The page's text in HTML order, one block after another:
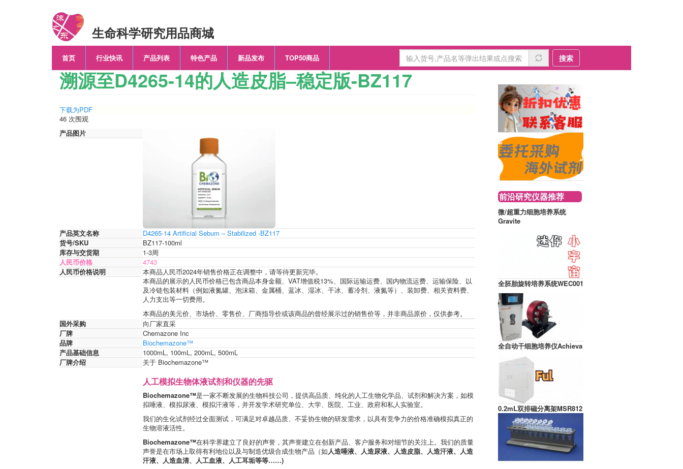
生命科学研究用品商城
首页 行业快讯 产品列表 特色产品 新品发布 TOP50商品 搜索
溯源至D4265-14的人造皮脂–稳定版-BZ117
下载为PDF
46 次围观
产品图片
产品英文名称
D4265-14 Artificial Sebum – Stabilized -BZ117
货号/SKU
BZ117-100ml
库存与交货期
1-3周
人民币价格
4743
人民币价格说明
本商品人民币2024年销售价格正在调整中，请等待更新完毕。
本商品的展示的人民币价格已包含商品本身金额、VAT增值税13%、国际运输运费、国内物流运费、运输保险、以
及冷链包装材料（例如液氮罐、泡沫箱、金属桶、蓝冰、湿冰、干冰、蓄冷剂、液氮等）、装卸费、相关资料费、
人力支出等一切费用。
本商品的美元价、市场价、零售价、厂商指导价或该商品的曾经展示过的销售价等，并非商品原价，仅供参考。
国外采购
向厂家直采
厂牌
Chemazone Inc
品牌
Biochemazone™
产品基础信息
1000mL, 100mL, 200mL, 500mL
厂牌介绍
关于 Biochemazone™
人工模拟生物体液试剂和仪器的先驱
Biochemazone™是一家不断发展的生物科技公司，提供高品质、纯化的人工生物化学品、试剂和解决方案，如模
拟唾液、模拟尿液、模拟汗液等，并开发学术研究单位、大学、医院、工业、政府和私人实验室。
我们的生化试剂经过全面测试，可满足对卓越品质、不妥协生物的研发需求，以具有竞争力的价格准确模拟真正的
生物溶液活性。
Biochemazone™在科学界建立了良好的声誉，其声誉建立在创新产品、客户服务和对细节的关注上。我们的质量
声誉是在市场上取得有利地位以及与制造优级合成生物产品（如人造唾液、人造尿液、人造皮脂、人造汗液、人造
汗液、人造血清、人工血液、人工耳垢等等……)
前沿研究仪器推荐
微/超重力细胞培养系统
Gravite
全胚胎旋转培养系统WEC001
全自动干细胞培养仪Achieva
0.2mL双排磁分离架MSR812